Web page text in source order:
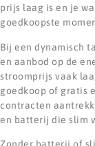
prijs laag is en je
goedkoopste
Bij een dynamisch
en aanbod op de
stroomprijs vaak
goedkoop of gratis
contracten
en batterij die slim